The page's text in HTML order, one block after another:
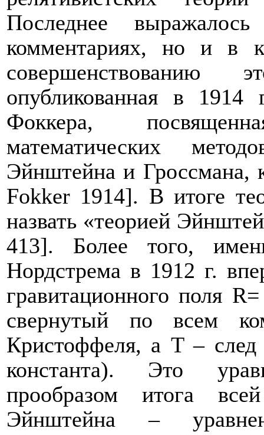
Последнее
комментариях, но и в
опубликованная в
Фоккера,
математических
Эйнштейна и Гроссмана,
Fokker 1914]. В итоге
назвать «теорией
413]. Более того,
Нордстрема в 1912 г.
гравитационного поля R
свернутый по всем
Кристоффеля, а T– след
константа). Это
прообразом итога
Эйнштейна –